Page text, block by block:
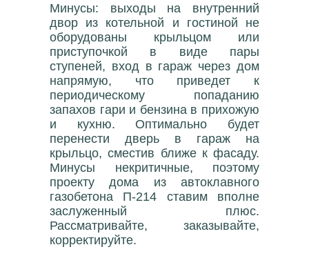
Минусы: выходы на внутренний
двор из котельной и гостиной не
оборудованы крыльцом или
приступочкой в виде пары
ступеней, вход в гараж через дом
напрямую, что приведет к
периодическому попаданию
запахов гари и бензина в прихожую
и кухню. Оптимально будет
перенести дверь в гараж на
крыльцо, сместив ближе к фасаду.
Минусы некритичные, поэтому
проекту дома из автоклавного
газобетона П-214 ставим вполне
заслуженный плюс.
Рассматривайте, заказывайте,
корректируйте.